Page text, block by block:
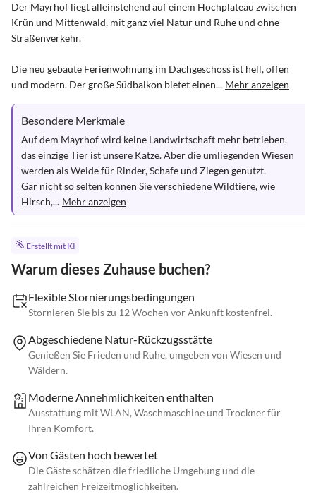
Der Mayrhof liegt alleinstehend auf einem Hochplateau zwischen
Krün und Mittenwald, mit ganz viel Natur und Ruhe und ohne
Straßenverkehr.
Die neu gebaute Ferienwohnung im Dachgeschoss ist hell, offen
und modern. Der große Südbalkon bietet einen... Mehr anzeigen
Besondere Merkmale
Auf dem Mayrhof wird keine Landwirtschaft mehr betrieben,
das einzige Tier ist unsere Katze. Aber die umliegenden Wiesen
werden als Weide für Rinder, Schafe und Ziegen genutzt.
Gar nicht so selten können Sie verschiedene Wildtiere, wie
Hirsch,... Mehr anzeigen
Erstellt mit KI
Warum dieses Zuhause buchen?
Flexible Stornierungsbedingungen
Stornieren Sie bis zu 12 Wochen vor Ankunft kostenfrei.
Abgeschiedene Natur-Rückzugsstätte
Genießen Sie Frieden und Ruhe, umgeben von Wiesen und
Wäldern.
Moderne Annehmlichkeiten enthalten
Ausstattung mit WLAN, Waschmaschine und Trockner für
Ihren Komfort.
Von Gästen hoch bewertet
Die Gäste schätzen die friedliche Umgebung und die
zahlreichen Freizeitmöglichkeiten.